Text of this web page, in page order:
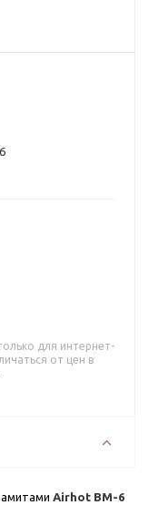
для интернет-
от цен в
Airhot BM-6